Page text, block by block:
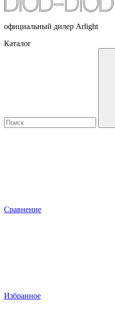
официальный дилер Arlight
Каталог
Сравнение
Избранное